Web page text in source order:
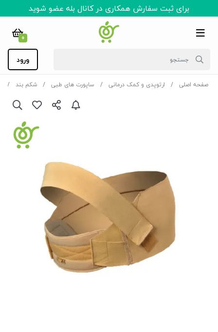
برای ثبت سفارش همکاری در کانال بله عضو شوید
0
ورود
صفحه اصلی ارتوپدی و کمک درمانی ساپورت های طبی شکم بند